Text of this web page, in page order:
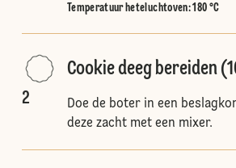
Temperatuur heteluchtoven:180 °C
2
Cookie deeg bereiden
Doe de boter in een
deze zacht met een mixer.